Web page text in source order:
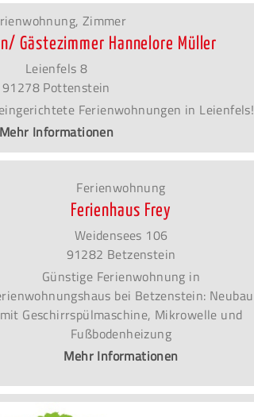
Zimmer
Gästezimmer Hannelore Müller
Leienfels 8
91278 Pottenstein
Ferienwohnungen in Leienfels!
Informationen
Ferienwohnung
Ferienhaus Frey
Weidensees 106
91282 Betzenstein
Günstige Ferienwohnung in
bei Betzenstein: Neubau
mit Geschirrspülmaschine, Mikrowelle und
Fußbodenheizung
Mehr Informationen